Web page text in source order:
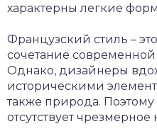
характерны легкие
Французский стиль –
сочетание
Однако, дизайнеры
историческими
также природа.
отсутствует